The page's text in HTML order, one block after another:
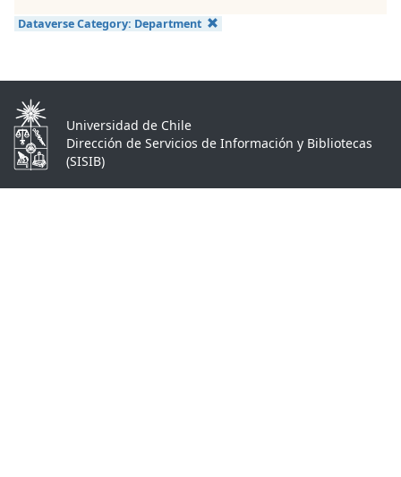
Dataverse Category: Department
Universidad de Chile
Dirección de Servicios de Información y Bibliotecas
(SISIB)